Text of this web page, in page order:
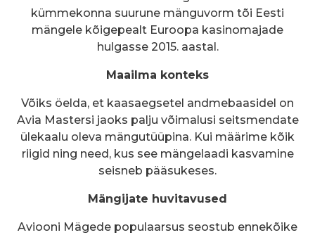
kümmekonna suurune mänguvorm tõi Eesti
mängele kõigepealt Euroopa kasinomajade
hulgasse 2015. aastal.
Maailma konteks
Võiks öelda, et kaasaegsetel andmebaasidel on
Avia Mastersi jaoks palju võimalusi seitsmendate
ülekaalu oleva mängutüüpina. Kui määrime kõik
riigid ning need, kus see mängelaadi kasvamine
seisneb pääsukeses.
Mängijate huvitavused
Aviooni Mägede populaarsus seostub ennekõike